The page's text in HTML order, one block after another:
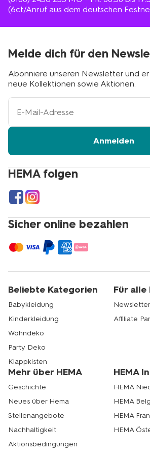
(6ct/Anruf aus dem deutschen
HEMA folgen
Sicher online bezahlen
Melde dich für den
Abonniere unseren Newsletter und
neue Kollektionen sowie Aktionen.
Ihre
Adresse
Anmelden
Beliebte Kategorien
Babykleidung
Kinderkleidung
Wohndeko
Party Deko
Klappkisten
Für alle
Newsletter
Affiliate
Mehr über HEMA
Geschichte
Neues über Hema
Stellenangebote
Nachhaltigkeit
Aktionsbedingungen
HEMA
HEMA
HEMA
HEMA
HEMA